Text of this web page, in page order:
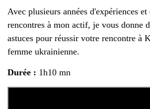
Avec plusieurs années d'expériences et
rencontres à mon actif, je vous donne
astuces pour réussir votre rencontre à
femme ukrainienne.
Durée : 1h10 mn